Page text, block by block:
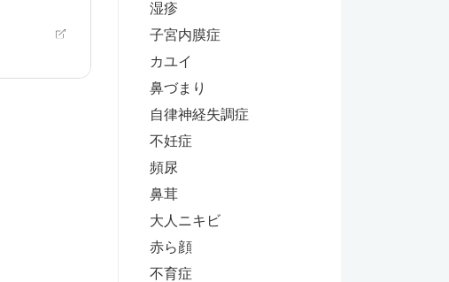
湿疹
子宮内膜症
カユイ
鼻づまり
自律神経失調症
不妊症
頻尿
鼻茸
大人ニキビ
赤ら顔
不育症